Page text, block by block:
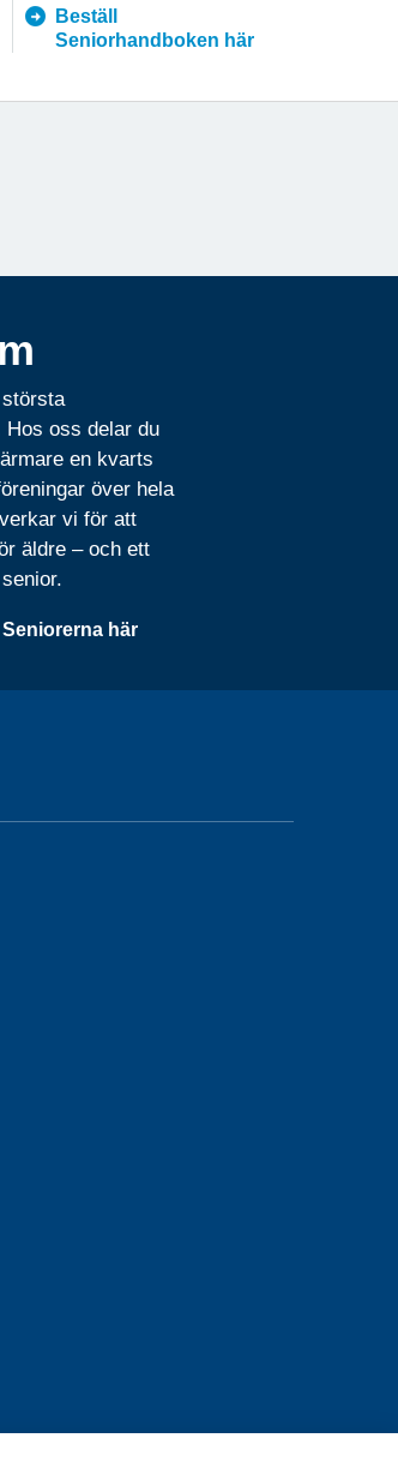
Beställ
Seniorhandboken här
Hos oss delar du
en kvarts
över hela
vi för att
äldre – och ett
här